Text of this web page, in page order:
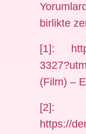
birlikte
[1]:
(Film) –
[2]:
https://